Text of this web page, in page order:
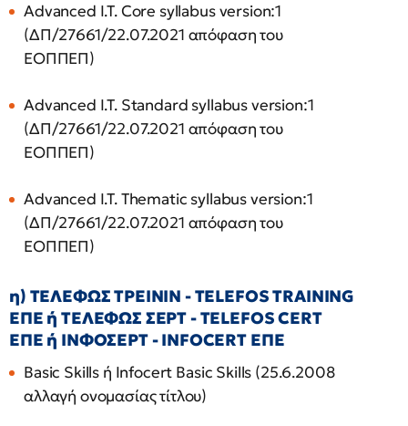
Advanced I.T. Core syllabus version:1
(ΔΠ/27661/22.07.2021 απόφαση του
ΕΟΠΠΕΠ)
Advanced I.T. Standard syllabus version:1
(ΔΠ/27661/22.07.2021 απόφαση του
ΕΟΠΠΕΠ)
Advanced I.T. Thematic syllabus version:1
(ΔΠ/27661/22.07.2021 απόφαση του
ΕΟΠΠΕΠ)
η) ΤΕΛΕΦΩΣ ΤΡΕΙΝΙΝ - TELEFOS TRAINING
ΕΠΕ ή ΤΕΛΕΦΩΣ ΣΕΡΤ - TELEFOS CERT
ΕΠΕ ή ΙΝΦΟΣΕΡΤ - INFOCERT ΕΠΕ
Basic Skills ή Infocert Basic Skills (25.6.2008
αλλαγή ονομασίας τίτλου)